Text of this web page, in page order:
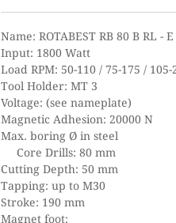
Name: ROTABEST RB 80 B RL - E
Input: 1800 Watt
Load RPM: 50-110 / 75-175 / 105-
Tool Holder: MT 3
Voltage: (see nameplate)
Magnetic Adhesion: 20000 N
Max. boring Ø in steel
Core Drills: 80 mm
Cutting Depth: 50 mm
Tapping: up to M30
Stroke: 190 mm
Magnet foot: